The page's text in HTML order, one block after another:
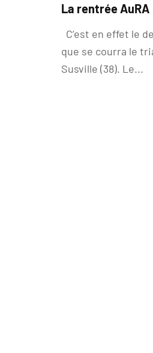
La rentrée AuRA
C’est en effet le
que se courra le
Susville (38). Le...